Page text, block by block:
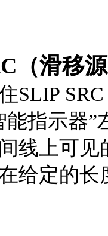
（滑移
SLIP
能指示器
线上可
给定的长